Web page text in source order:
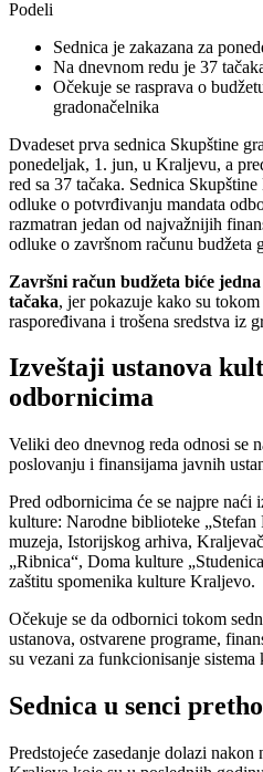
Podeli
Sednica je zakazana za
Na dnevnom redu je 37
Očekuje se rasprava o
gradonačelnika
Dvadeset prva sednica Skupštine
ponedeljak, 1. jun, u Kraljevu, a
red sa 37 tačaka. Sednica
odluke o potvrđivanju mandata
razmatran jedan od najvažnijih
odluke o završnom računu budžeta
Završni račun budžeta biće
tačaka, jer pokazuje kako su
raspoređivana i trošena sredstva iz
Izveštaji ustanova
odbornicima
Veliki deo dnevnog reda odnosi se
poslovanju i finansijama javnih
Pred odbornicima će se najpre naći
kulture: Narodne biblioteke
muzeja, Istorijskog arhiva,
„Ribnica“, Doma kulture
zaštitu spomenika kulture Kraljevo.
Očekuje se da odbornici tokom
ustanova, ostvarene programe,
su vezani za funkcionisanje
Sednica u senci
Predstojeće zasedanje dolazi nakon